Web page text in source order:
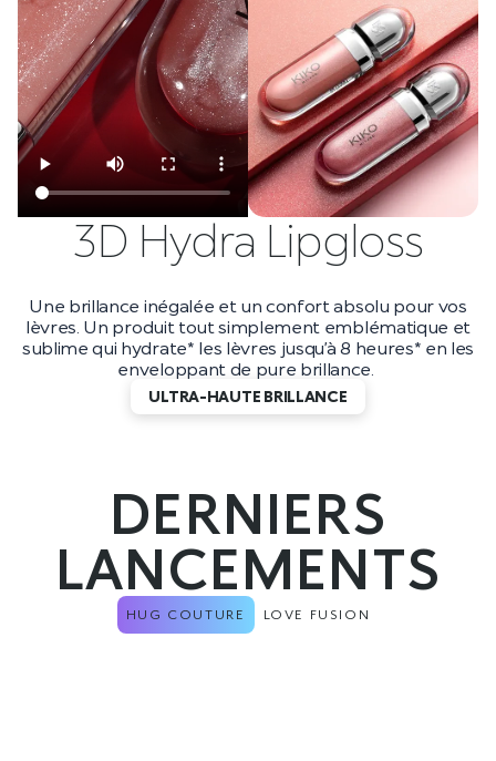
3D Hydra Lipgloss
Une brillance inégalée et un confort absolu pour vos
lèvres. Un produit tout simplement emblématique et
sublime qui hydrate* les lèvres jusqu’à 8 heures* en les
enveloppant de pure brillance.
ULTRA-HAUTE BRILLANCE
DERNIERS
LANCEMENTS
HUG COUTURE LOVE FUSION